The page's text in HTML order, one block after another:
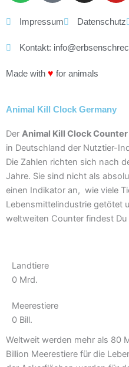
t
f
y
c
s
t
t
g
r
t
b
Impressum Datenschutz
Kontakt:
Made with ♥ for animals
Animal Kill Clock Germany
Der Animal Kill Clock Counter
in Deutschland der Nutztier-
Die Zahlen richten sich nach
Jahre. Sie sind nicht als
einen Indikator an, wie viele
Lebensmittelindustrie getötet
weltweiten Counter findest Du
Landtiere
0 Mrd.
Meerestiere
0 Bill.
Weltweit werden mehr als 80
Billion Meerestiere für die